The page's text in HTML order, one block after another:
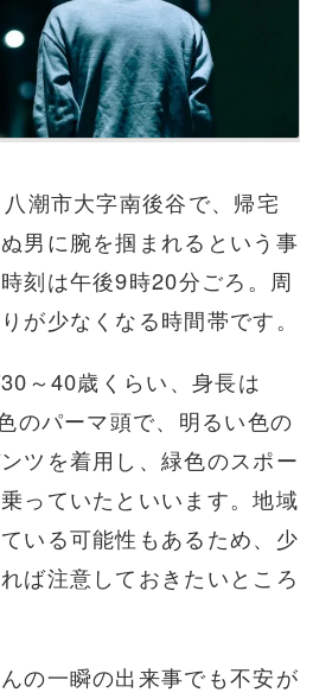
潮市大字南後谷で、帰宅
男に腕を掴まれるという事
刻は午後9時20分ごろ。周
が少なくなる時間帯です。
～40歳くらい、身長は
のパーマ頭で、明るい色の
ツを着用し、緑色のスポー
っていたといいます。地域
いる可能性もあるため、少
ば注意しておきたいところ
の一瞬の出来事でも不安が